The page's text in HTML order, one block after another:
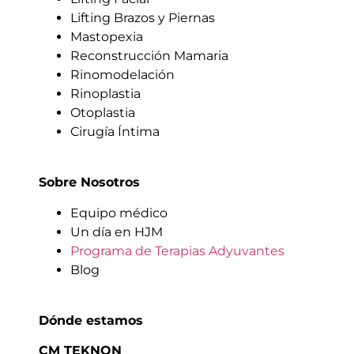
Lifting Brazos y Piernas
Mastopexia
Reconstrucción Mamaria
Rinomodelación
Rinoplastia
Otoplastia
Cirugía Íntima
Sobre Nosotros
Equipo médico
Un día en HJM
Programa de Terapias Adyuvantes
Blog
Dónde estamos
CM TEKNON